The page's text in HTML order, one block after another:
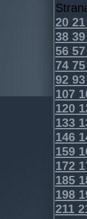
2021
3839
5657
7475
9293
107
120
133
146
159
172
185
198
211